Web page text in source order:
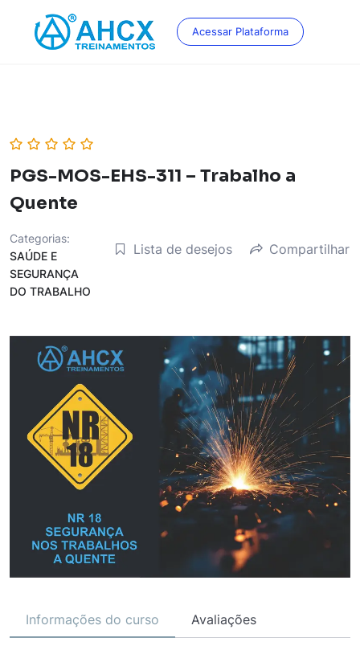
content
Acessar Plataforma
PGS-MOS-EHS-311 – Trabalho a
Quente
Categorias:
SAÚDE E
SEGURANÇA
DO TRABALHO
Lista de desejos Compartilhar
Informações do curso Avaliações